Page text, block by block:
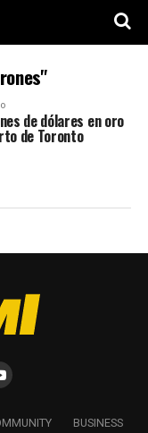
de dólares en oro
de Toronto
BUSINESS